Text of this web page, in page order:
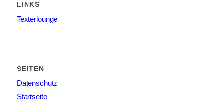
LINKS
Texterlounge
SEITEN
Datenschutz
Startseite